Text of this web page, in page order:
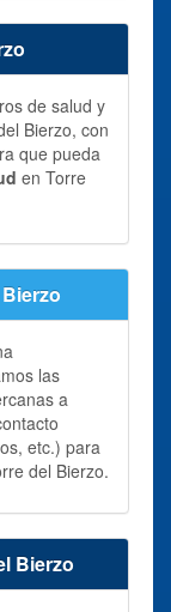
de salud y
Bierzo, con
que pueda
en Torre
las
a
etc.) para
del Bierzo.
Bierzo